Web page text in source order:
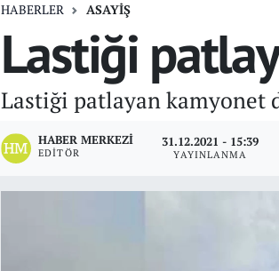
HABERLER ASAYİŞ
Lastiği
Lastiği patlayan kamyonet
HABER MERKEZI
EDITÖR
31.12.2021 - 15:39
YAYINLANMA